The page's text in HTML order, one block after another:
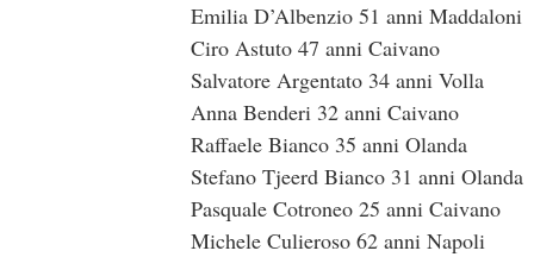
Emilia D’Albenzio 51 anni Maddaloni
Ciro Astuto 47 anni Caivano
Salvatore Argentato 34 anni Volla
Anna Benderi 32 anni Caivano
Raffaele Bianco 35 anni Olanda
Stefano Tjeerd Bianco 31 anni Olanda
Pasquale Cotroneo 25 anni Caivano
Michele Culieroso 62 anni Napoli